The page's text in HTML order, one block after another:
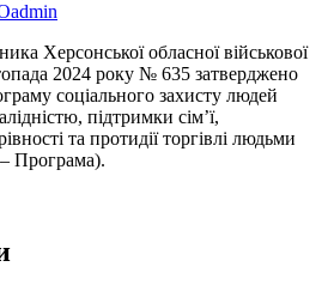
admin
Херсонської обласної військової
2024 року № 635 затверджено
соціального захисту людей
підтримки сім’ї,
та протидії торгівлі людьми
Програма).